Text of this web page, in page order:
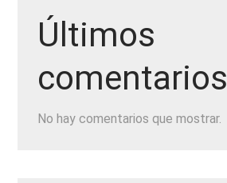
Últimos
comentarios
No hay comentarios que mostrar.